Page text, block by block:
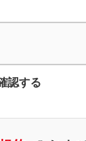
認する